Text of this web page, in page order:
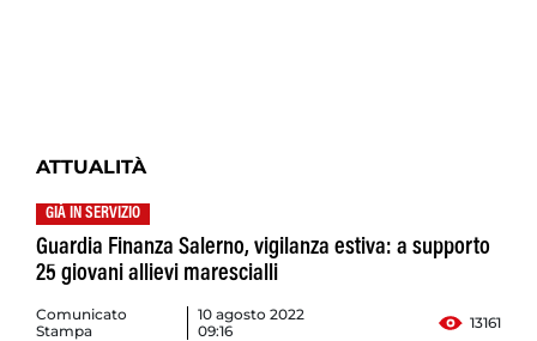
ATTUALITÀ
GIÀ IN SERVIZIO
Guardia Finanza Salerno, vigilanza estiva: a supporto
25 giovani allievi marescialli
Comunicato
Stampa
10 agosto 2022
09:16
13161